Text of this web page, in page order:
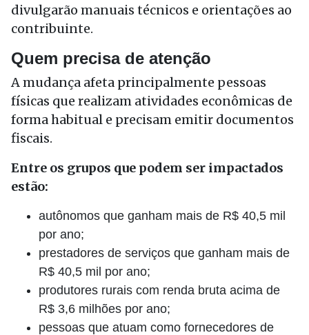
divulgarão manuais técnicos e orientações ao
contribuinte.
Quem precisa de atenção
A mudança afeta principalmente pessoas
físicas que realizam atividades econômicas de
forma habitual e precisam emitir documentos
fiscais.
Entre os grupos que podem ser impactados
estão:
autônomos que ganham mais de R$ 40,5 mil
por ano;
prestadores de serviços que ganham mais de
R$ 40,5 mil por ano;
produtores rurais com renda bruta acima de
R$ 3,6 milhões por ano;
pessoas que atuam como fornecedores de